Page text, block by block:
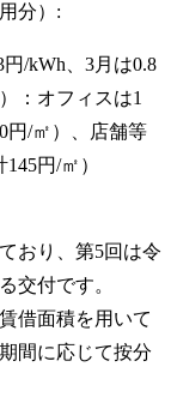
分）:
/kWh、3月は0.8
：オフィスは1
円/㎡）、店舗等
円/㎡）
おり、第5回は令
交付です。
借面積を用いて
間に応じて按分